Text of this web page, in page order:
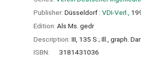
Publisher: Düsseldorf : VDI-Verl.,
Edition: Als Ms. gedr
Description: III, 135 S ; Ill., graph.
ISBN:
3181431036